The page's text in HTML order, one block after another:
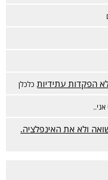
הפקדות עתידיות כלכלן
ולא את האינפלציה.